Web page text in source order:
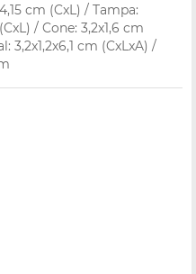
cm (CxL) / Tampa:
/ Cone: 3,2x1,6 cm
3,2x1,2x6,1 cm (CxLxA) /